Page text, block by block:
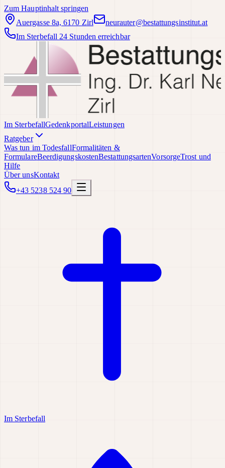
Zum Hauptinhalt springen
Auergasse 8a, 6170 Zirl
neurauter@bestattungsinstitut.at
Im Sterbefall 24 Stunden erreichbar
Im SterbefallGedenkportalLeistungen
Ratgeber
Was tun im TodesfallFormalitäten &
FormulareBeerdigungskostenBestattungsartenVorsorgeTrost und
Hilfe
Über unsKontakt
+43 5238 524 90
Im Sterbefall